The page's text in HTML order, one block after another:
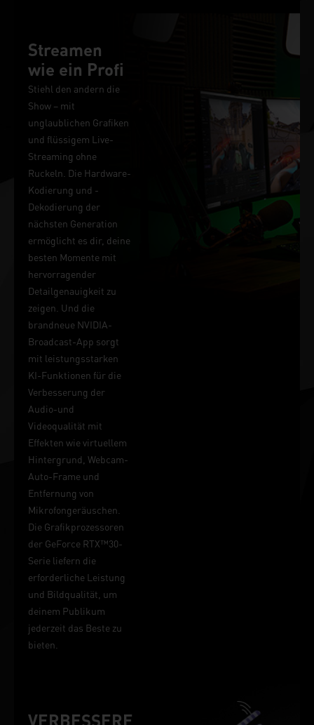
Streamen
wie ein Profi
Stiehl den andern die
Show – mit
unglaublichen Grafiken
und flüssigem Live-
Streaming ohne
Ruckeln. Die Hardware-
Kodierung und -
Dekodierung der
nächsten Generation
ermöglicht es dir, deine
besten Momente mit
hervorragender
Detailgenauigkeit zu
zeigen. Und die
brandneue NVIDIA-
Broadcast-App sorgt
mit leistungsstarken
KI-Funktionen für die
Verbesserung der
Audio-und
Videoqualität mit
Effekten wie virtuellem
Hintergrund, Webcam-
Auto-Frame und
Entfernung von
Mikrofongeräuschen.
Die Grafikprozessoren
der GeForce RTX™30-
Serie liefern die
erforderliche Leistung
und Bildqualität, um
deinem Publikum
jederzeit das Beste zu
bieten.
VERBESSERE